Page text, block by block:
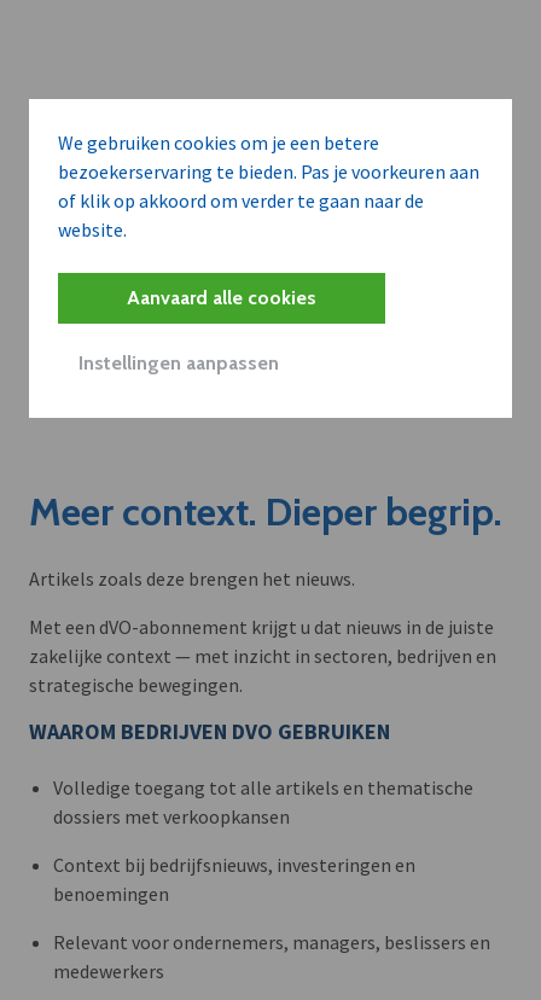
We gebruiken cookies om je een betere
bezoekerservaring te bieden. Pas je voorkeuren aan
of klik op akkoord om verder te gaan naar de
website.
Aanvaard alle cookies
Instellingen aanpassen
Meer context. Dieper begrip.
Artikels zoals deze brengen het nieuws.
Met een dVO-abonnement krijgt u dat nieuws in de juiste
zakelijke context — met inzicht in sectoren, bedrijven en
strategische bewegingen.
WAAROM BEDRIJVEN DVO GEBRUIKEN
Volledige toegang tot alle artikels en thematische
dossiers met verkoopkansen
Context bij bedrijfsnieuws, investeringen en
benoemingen
Relevant voor ondernemers, managers, beslissers en
medewerkers